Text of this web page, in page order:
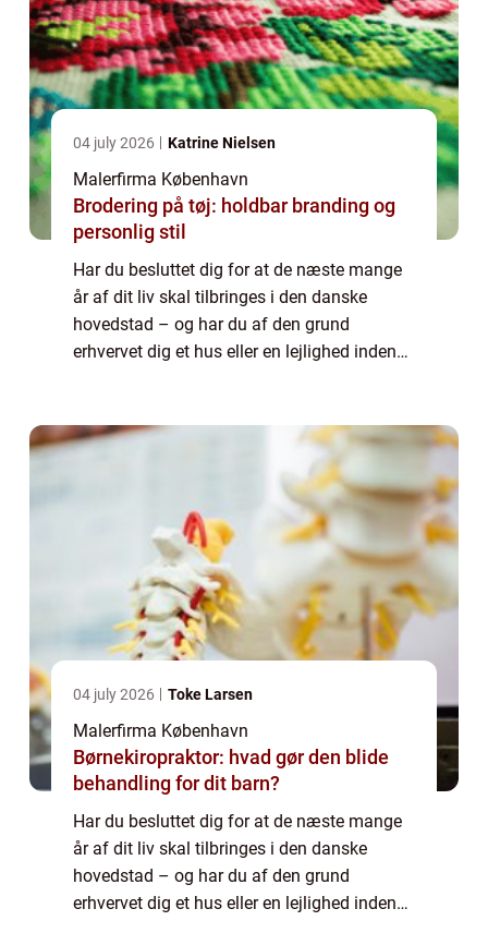
04 july 2026 Katrine Nielsen
Malerfirma København
Brodering på tøj: holdbar branding og
personlig stil
Har du besluttet dig for at de næste mange
år af dit liv skal tilbringes i den danske
hovedstad – og har du af den grund
erhvervet dig et hus eller en lejlighed inden
04 july 2026 Toke Larsen
Malerfirma København
Børnekiropraktor: hvad gør den blide
behandling for dit barn?
Har du besluttet dig for at de næste mange
år af dit liv skal tilbringes i den danske
hovedstad – og har du af den grund
erhvervet dig et hus eller en lejlighed inden